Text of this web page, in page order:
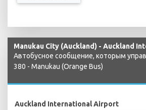
Manukau City (Auckland) - Auckland
Автобусное сообщение, которым
380 - Manukau (Orange Bus)
Auckland International Airport